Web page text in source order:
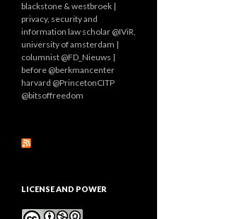
blackstone & westbroek |
privacy, security and
information law scholar @IViR,
university of amsterdam |
columnist @FD_Nieuws |
before @berkmancenter
harvard @PrincetonCITP
@bitsoffreedom
LICENSE AND POWER